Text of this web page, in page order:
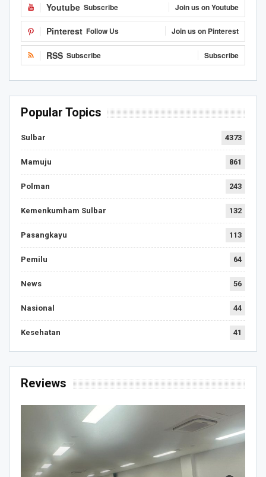
Youtube Subscribe Join us on Youtube
Pinterest Follow Us Join us on Pinterest
RSS Subscribe Subscribe
Popular Topics
Sulbar 4373
Mamuju 861
Polman 243
Kemenkumham Sulbar 132
Pasangkayu 113
Pemilu 64
News 56
Nasional 44
Kesehatan 41
Reviews